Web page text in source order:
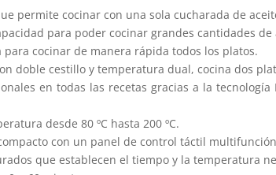
permite cocinar con una sola cucharada de
para poder cocinar grandes cantidades de
para cocinar de manera rápida todos los platos.
doble cestillo y temperatura dual, cocina dos
en todas las recetas gracias a la
desde 80 ºC hasta 200 ºC.
con un panel de control táctil
que establecen el tiempo y la temperatura